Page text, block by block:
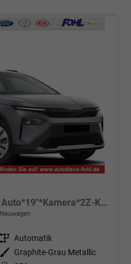
Essence 60 AHK*Android Auto*19"*Kamera*2Z-Klimaauto*Totwinkel*LED*Tempomat
Neuwagen
Getriebe Automatik
Außenfarbe
Graphite-Grau Metallic